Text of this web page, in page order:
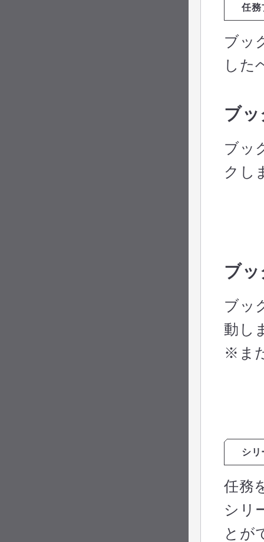
任務
ブッ
した
ブ
ブッ
クし
ブ
ブッ
動し
※ま
シリ
任務
シリ
とが